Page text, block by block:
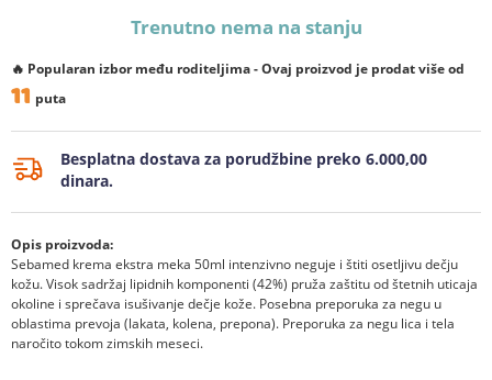
Trenutno nema na stanju
🔥 Popularan izbor među roditeljima - Ovaj proizvod je prodat više od
11 puta
Besplatna dostava za porudžbine preko 6.000,00
dinara.
Opis proizvoda:
Sebamed krema ekstra meka 50ml intenzivno neguje i štiti osetljivu dečju
kožu. Visok sadržaj lipidnih komponenti (42%) pruža zaštitu od štetnih uticaja
okoline i sprečava isušivanje dečje kože. Posebna preporuka za negu u
oblastima prevoja (lakata, kolena, prepona). Preporuka za negu lica i tela
naročito tokom zimskih meseci.